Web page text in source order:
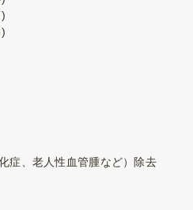
症、老人性血管腫など）除去